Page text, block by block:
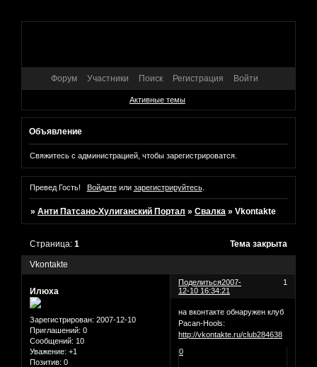
Форум Участники Поиск Регистрация Войти
Активные темы
Объявление
Свяжитесь с администрацией, чтобы зарегистрироватся.
Превед Гость! Войдитеили зарегистрируйтесь.
»Анти Патсано-Хулиганский Портал »Свалка »Vkontakte
Vkontakte
Страница:1 Тема закрыта
Поделиться 1
2007-
12-10 16:34:21
Илюха
Зарегистрирован: 2007-12-10
Приглашений: 0
Сообщений: 10
Уважение: +1
Позитив: 0
на вконтакте обнаружен клуб
Pacan-Hools:
http://vkontakte.ru/club284638
0